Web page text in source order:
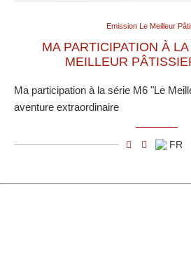
Emission Le Meilleur
MA PARTICIPATION À
MEILLEUR
Ma participation à la série M6 "Le
aventure extraordinaire
FR